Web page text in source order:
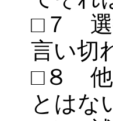
□７ 選
言い切
□８ 他
とはな